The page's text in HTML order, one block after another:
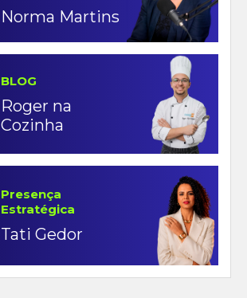
Norma Martins
BLOG
Roger na
Cozinha
Presença
Estratégica
Tati Gedor